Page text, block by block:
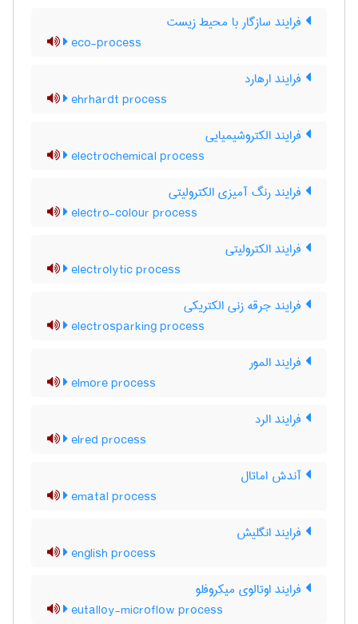
فرایند سازگار با محیط زیست
eco-process
فرایند ارهارد
ehrhardt process
فرایند الکتروشیمیایی
electrochemical process
فرایند رنگ آمیزی الکترولیتی
electro-colour process
فرایند الکترولیتی
electrolytic process
فرایند جرقه زنی الکتریکی
electrosparking process
فرایند المور
elmore process
فرایند الرد
elred process
آندش اماتال
ematal process
فرایند انگلیش
english process
فرایند اوتالوی میکروفلو
eutalloy-microflow process